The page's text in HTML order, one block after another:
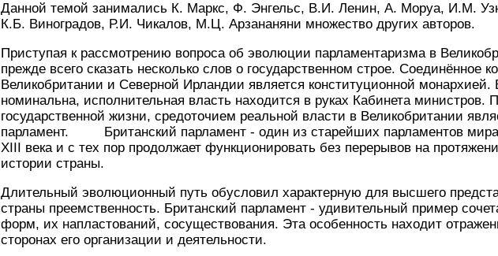
Данной темой занимались К. Маркс, Ф. Энгельс, В.И. Ленин, А. Моруа, И.М.
К.Б. Виноградов, Р.И. Чикалов, М.Ц. Арзананяни множество других авторов.
Приступая к рассмотрению вопроса об эволюции парламентаризма в
прежде всего сказать несколько слов о государственном строе. Соединённое
Великобритании и Северной Ирландии является конституционной монархией.
номинальна, исполнительная власть находится в руках Кабинета
государственной жизни, средоточием реальной власти в Великобритании
парламент. Британский парламент - один из старейших парламентов
XIII века и с тех пор продолжает функционировать без перерывов на
истории страны.
Длительный эволюционный путь обусловил характерную для высшего
страны преемственность. Британский парламент - удивительный пример
форм, их напластований, сосуществования. Эта особенность находит
сторонах его организации и деятельности.